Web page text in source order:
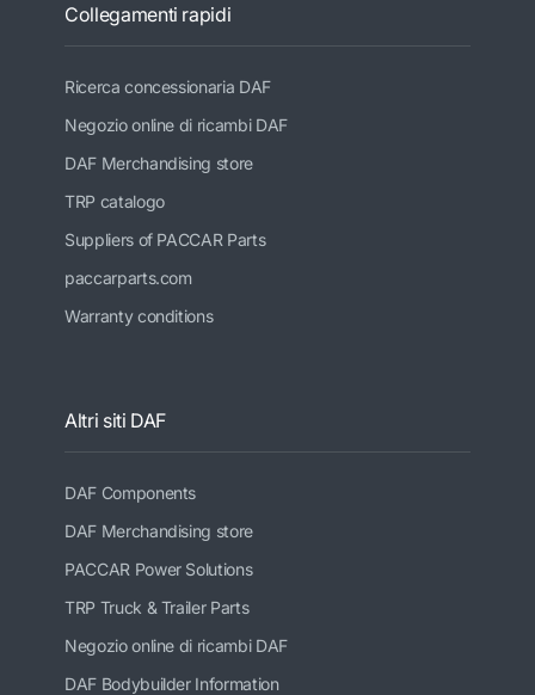
Collegamenti rapidi
Ricerca concessionaria DAF
Negozio online di ricambi DAF
DAF Merchandising store
TRP catalogo
Suppliers of PACCAR Parts
paccarparts.com
Warranty conditions
Altri siti DAF
DAF Components
DAF Merchandising store
PACCAR Power Solutions
TRP Truck & Trailer Parts
Negozio online di ricambi DAF
DAF Bodybuilder Information